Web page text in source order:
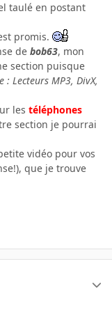
taulé en postant
promis.
de bob63, mon
section puisque
: Lecteurs MP3, DivX,
les téléphones
section je pourrai
vidéo pour vos
que je trouve